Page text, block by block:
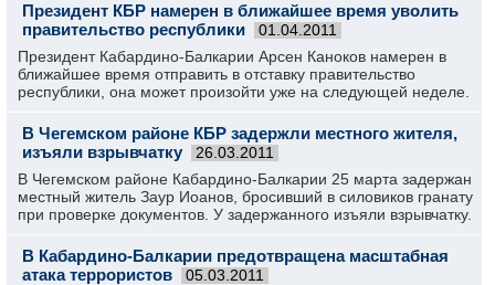
Президент КБР намерен в ближайшее время уволить
правительство республики
01.04.2011
Президент Кабардино-Балкарии Арсен Каноков намерен в
ближайшее время отправить в отставку правительство
республики, она может произойти уже на следующей неделе.
В Чегемском районе КБР задержли местного жителя,
изъяли взрывчатку
26.03.2011
В Чегемском районе Кабардино-Балкарии 25 марта задержан
местный житель Заур Иоанов, бросивший в силовиков гранату
при проверке документов. У задержанного изъяли взрывчатку.
В Кабардино-Балкарии предотвращена масштабная
атака террористов
05.03.2011